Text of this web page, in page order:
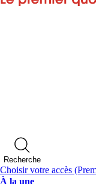
Recherche
Choisir votre accès
À la une